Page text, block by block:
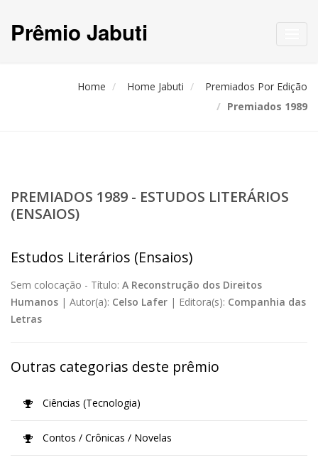
Prêmio Jabuti
Home Home Jabuti
Premiados Por Edição
Premiados 1989
PREMIADOS 1989 - ESTUDOS LITERÁRIOS
(ENSAIOS)
Estudos Literários (Ensaios)
Sem colocação - Título: A Reconstrução dos Direitos
Humanos | Autor(a): Celso Lafer | Editora(s): Companhia das
Letras
Outras categorias deste prêmio
Ciências (Tecnologia)
Contos / Crônicas / Novelas